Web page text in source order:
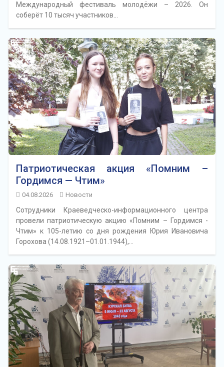
Международный фестиваль молодёжи – 2026. Он
соберёт 10 тысяч участников…
Патриотическая акция «Помним –
Гордимся — Чтим»
04.08.2026 Новости
Сотрудники Краеведческо-информационного центра
провели патриотическую акцию «Помним – Гордимся -
Чтим» к 105-летию со дня рождения Юрия Ивановича
Горохова (14.08.1921–01.01.1944),…